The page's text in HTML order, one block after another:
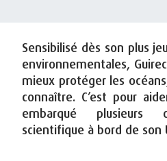
Sensibilisé dès son plus
environnementales,
mieux protéger les
connaître. C’est pour
embarqué
scientifique à bord de son